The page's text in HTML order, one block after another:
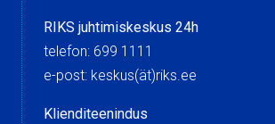
RIKS juhtimiskeskus 24h
telefon: 699 1111
e-post: keskus(ät)riks.ee
Klienditeenindus